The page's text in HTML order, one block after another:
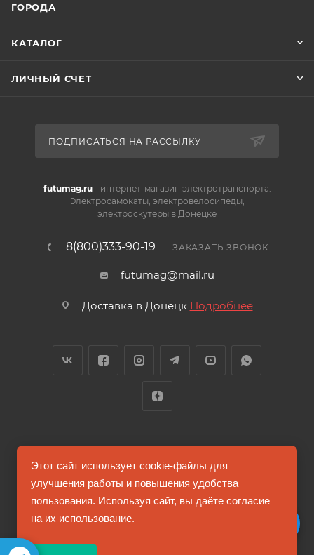
ГОРОДА
КАТАЛОГ
ЛИЧНЫЙ СЧЕТ
ПОДПИСАТЬСЯ НА РАССЫЛКУ
futumag.ru- интернет-магазин электротранспорта.
Электросамокаты, электровелосипеды,
электроскутеры в Донецке
8(800)333-90-19 ЗАКАЗАТЬ ЗВОНОК
futumag@mail.ru
Доставка в Донецк Подробнее
2026 © FUTUMAG.RU
Информация на сайте не является публичной офертой
Этот сайт использует cookie-файлы для
улучшения работы и повышения удобства
пользования. Используя сайт, вы даёте согласие
на их использование.